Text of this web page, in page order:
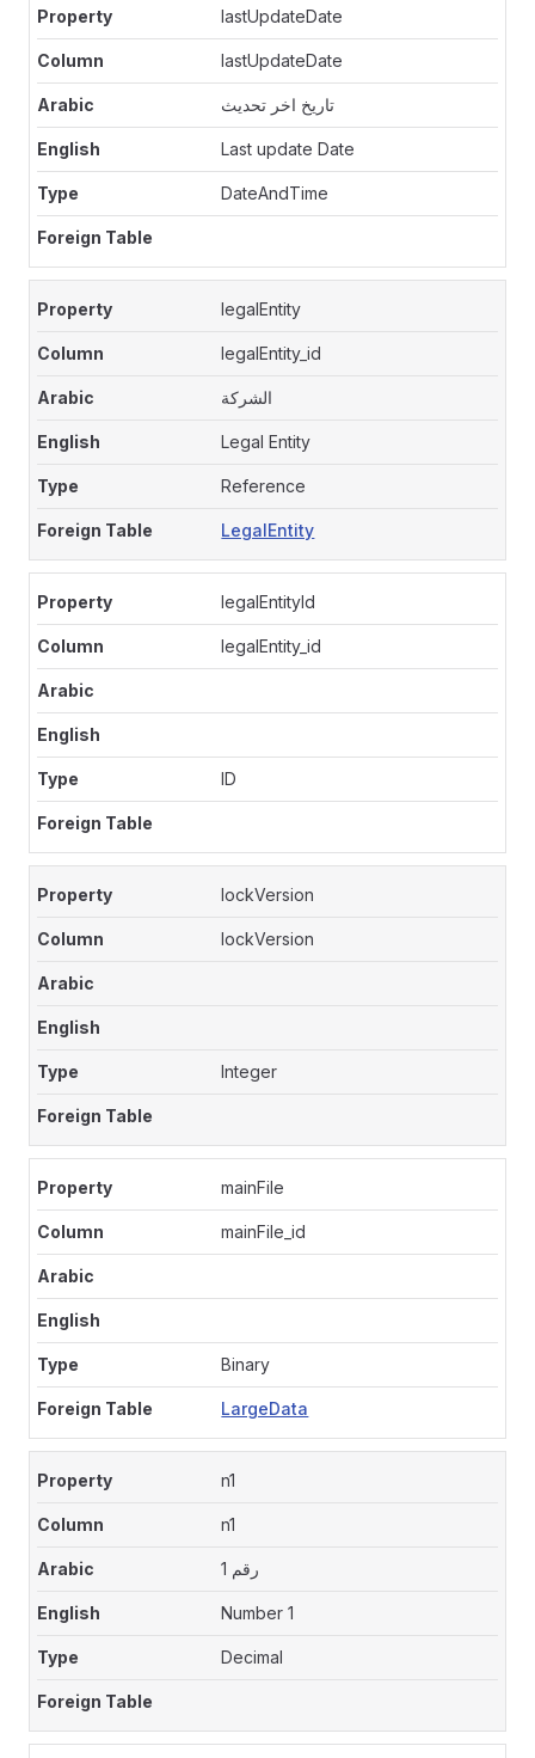
lastUpdateDate
lastUpdateDate
تاريخ اخر تحديث
Last update Date
DateAndTime
legalEntity
legalEntity_id
الشركة
Legal Entity
Reference
LegalEntity
legalEntityId
legalEntity_id
ID
lockVersion
lockVersion
Integer
mainFile
mainFile_id
Binary
LargeData
n1
n1
رقم 1
Number 1
Decimal